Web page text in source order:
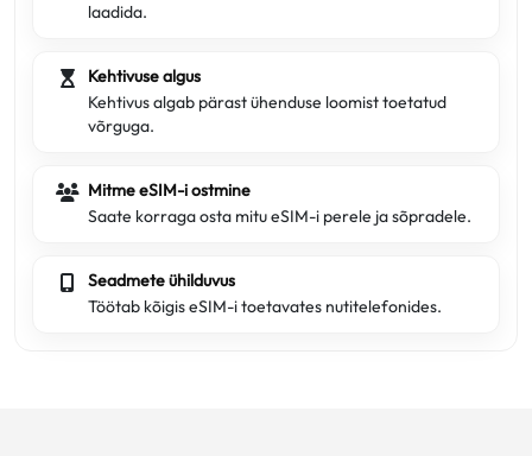
laadida.
Kehtivuse algus
Kehtivus algab pärast ühenduse loomist toetatud
võrguga.
Mitme eSIM-i ostmine
Saate korraga osta mitu eSIM-i perele ja sõpradele.
Seadmete ühilduvus
Töötab kõigis eSIM-i toetavates nutitelefonides.